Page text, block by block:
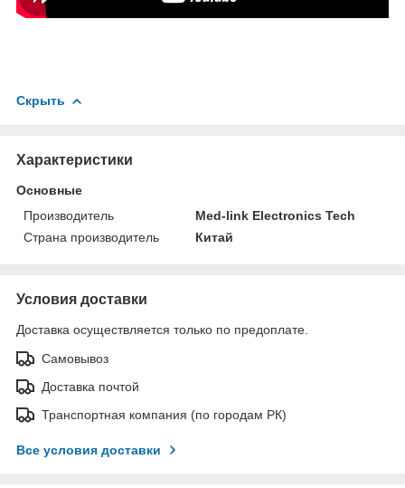
Скрыть
Характеристики
Основные
Производитель
Med-link Electronics Tech
Страна производитель
Китай
Условия доставки
Доставка осуществляется только по предоплате.
Самовывоз
Доставка почтой
Транспортная компания (по городам РК)
Все условия доставки